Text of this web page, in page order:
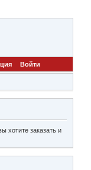
Войти
хотите заказать и